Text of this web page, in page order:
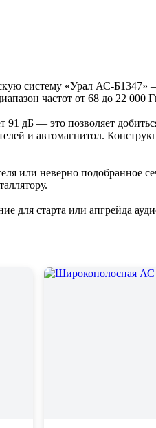
систему «Урал АС-Б1347»
частот от 68 до 22
91 дБ — это позволяет
и автомагнитол.
или неверно подобранное
для старта или апгрейда